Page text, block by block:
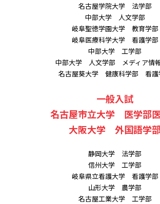
名古屋学院大学 法学部
中部大学 人文学部
岐阜聖徳学園大学 教育学部
岐阜医療科学大学 看護学部
中部大学 工学部
中部大学 人文学部 メディア情
名古屋葵大学 健康科学部 看護
一般入試
名古屋市立大学 医学部
大阪大学 外国語学
静岡大学 法学部
信州大学 工学部
岐阜県立看護大学 看護学部
山形大学 農学部
名古屋工業大学 工学部